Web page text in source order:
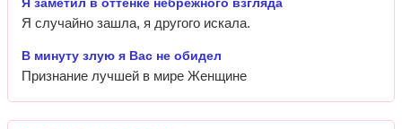
Я случайно зашла, я другого искала.
В минуту злую я Вас не обидел
Признание лучшей в мире Женщине